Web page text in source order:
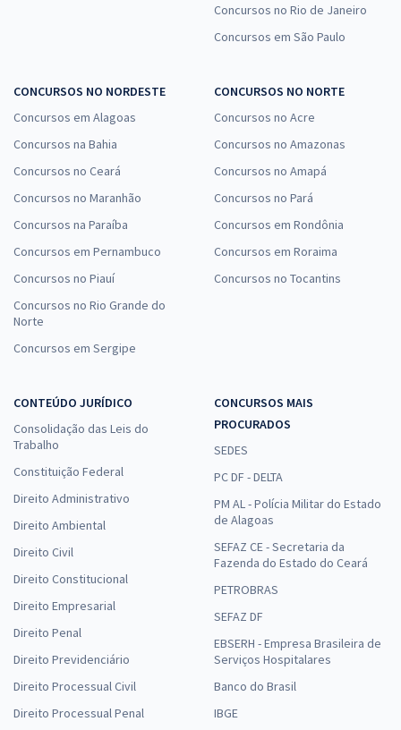
Concursos no Rio de Janeiro
Concursos em São Paulo
CONCURSOS NO NORDESTE
Concursos em Alagoas
Concursos na Bahia
Concursos no Ceará
Concursos no Maranhão
Concursos na Paraíba
Concursos em Pernambuco
Concursos no Piauí
Concursos no Rio Grande do
Norte
Concursos em Sergipe
CONCURSOS NO NORTE
Concursos no Acre
Concursos no Amazonas
Concursos no Amapá
Concursos no Pará
Concursos em Rondônia
Concursos em Roraima
Concursos no Tocantins
CONTEÚDO JURÍDICO
Consolidação das Leis do
Trabalho
Constituição Federal
Direito Administrativo
Direito Ambiental
Direito Civil
Direito Constitucional
Direito Empresarial
Direito Penal
Direito Previdenciário
Direito Processual Civil
Direito Processual Penal
CONCURSOS MAIS
PROCURADOS
SEDES
PC DF - DELTA
PM AL - Polícia Militar do Estado
de Alagoas
SEFAZ CE - Secretaria da
Fazenda do Estado do Ceará
PETROBRAS
SEFAZ DF
EBSERH - Empresa Brasileira de
Serviços Hospitalares
Banco do Brasil
IBGE